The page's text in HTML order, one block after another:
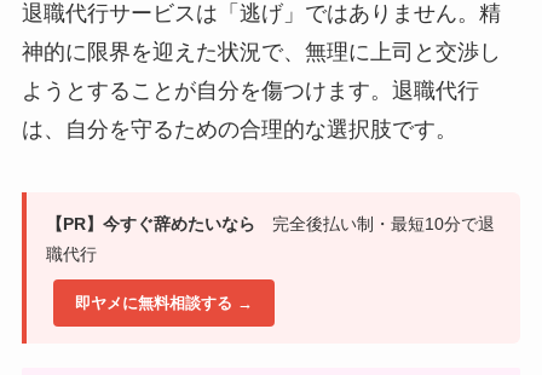
退職代行サービスは「逃げ」ではありません。精
神的に限界を迎えた状況で、無理に上司と交渉し
ようとすることが自分を傷つけます。退職代行
は、自分を守るための合理的な選択肢です。
【PR】今すぐ辞めたいなら 完全後払い制・最短10分で退
職代行
即ヤメに無料相談する →